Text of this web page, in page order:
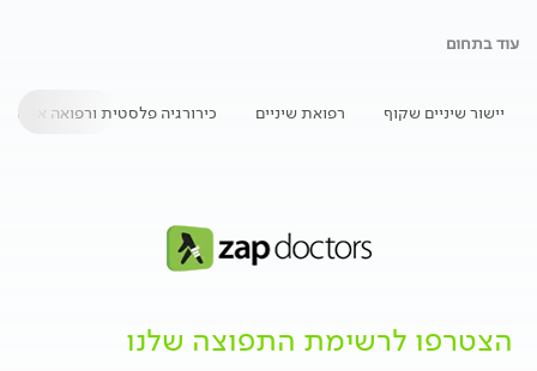
עוד בתחום
יישור שיניים שקוף רפואת שיניים כירורגיה פלסטית ורפואה
הצטרפו לרשימת התפוצה שלנו